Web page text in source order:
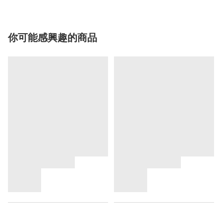
你可能感興趣的商品